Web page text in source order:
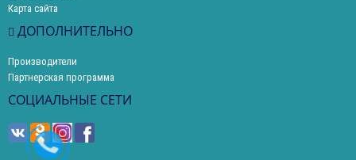
Карта сайта
ДОПОЛНИТЕЛЬНО
Производители
Партнерская программа
СОЦИАЛЬНЫЕ СЕТИ